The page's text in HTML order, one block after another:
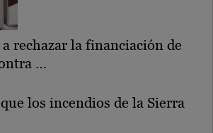
rechazar la financiación de
…
los incendios de la Sierra